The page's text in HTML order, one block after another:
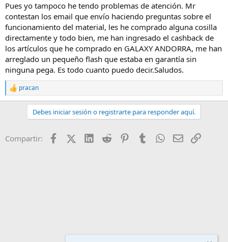
:
Pues yo tampoco he tendo problemas de atención. Mr
contestan los email que envío haciendo preguntas sobre el
funcionamiento del material, les he comprado alguna cosilla
directamente y todo bien, me han ingresado el cashback de
los artículos que he comprado en GALAXY ANDORRA, me han
arreglado un pequeño flash que estaba en garantía sin
ninguna pega. Es todo cuanto puedo decir.Saludos.
R
e
o
pracan
Debes iniciar sesión o registrarte para responder aquí.
Compartir: FacebookX (Twitter)
LinkedIn
Reddit PinterestTumblr WhatsApp
EmailEnlace